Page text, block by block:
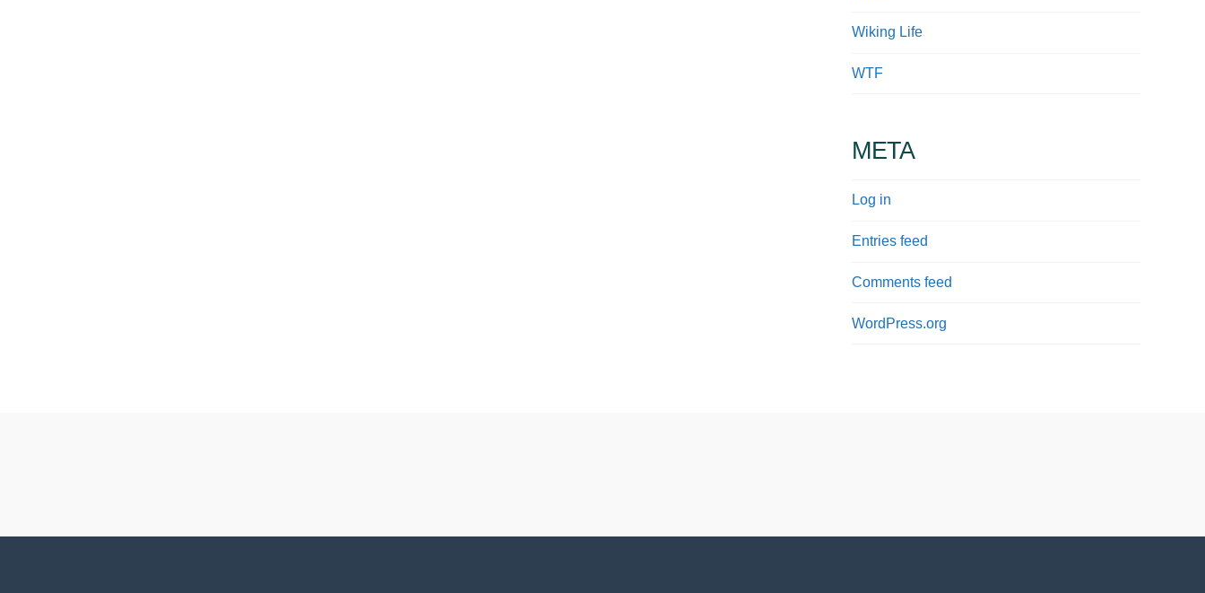
Wiking Life
WTF
META
Log in
Entries feed
Comments feed
WordPress.org